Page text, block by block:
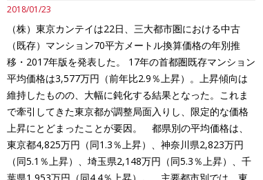
2018/01/23
（株）東京カンテイは22日、三大都市圏における中古
（既存）マンション70平方メートル換算価格の年別推
移・2017年版を発表した。 17年の首都圏既存マンション
平均価格は3,577万円（前年比2.9％上昇）。上昇傾向は
維持したものの、大幅に鈍化する結果となった。これま
で牽引してきた東京都が調整局面入りし、限定的な価格
上昇にとどまったことが要因。 都県別の平均価格は、
東京都4,825万円（同1.3％上昇）、神奈川県2,823万円
（同5.1％上昇）、埼玉県2,148万円（同5.3％上昇）、千